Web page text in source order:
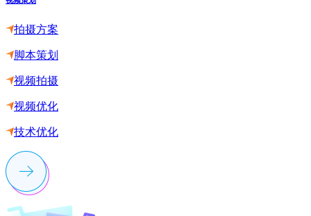
拍摄方案
脚本策划
视频拍摄
视频优化
技术优化